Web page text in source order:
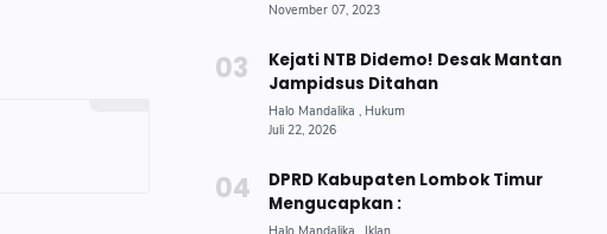
Kejati NTB Didemo! Desak Mantan
Jampidsus Ditahan
DPRD Kabupaten Lombok Timur
Mengucapkan :